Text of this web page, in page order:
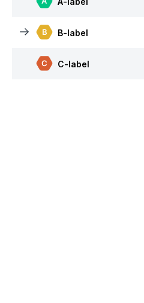
B-label
C-label